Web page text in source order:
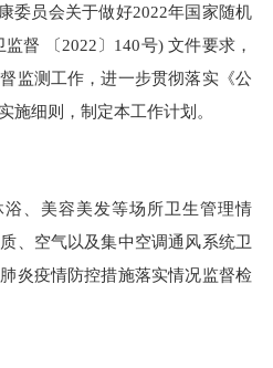
委员会关于做好2022年国家随机
督 〔2022〕140号) 文件要求 ，
监测工作，进一步贯彻落实《公
施细则 ，制定本工作计划。
、美容美发等场所卫生管理情
、空气以及集中空调通风系统卫
炎疫情防控措施落实情况监督检